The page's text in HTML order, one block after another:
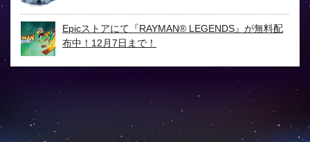
Epicストアにて『RAYMAN® LEGENDS』が無料配
布中！12月7日まで！